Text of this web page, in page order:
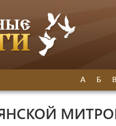
А Б